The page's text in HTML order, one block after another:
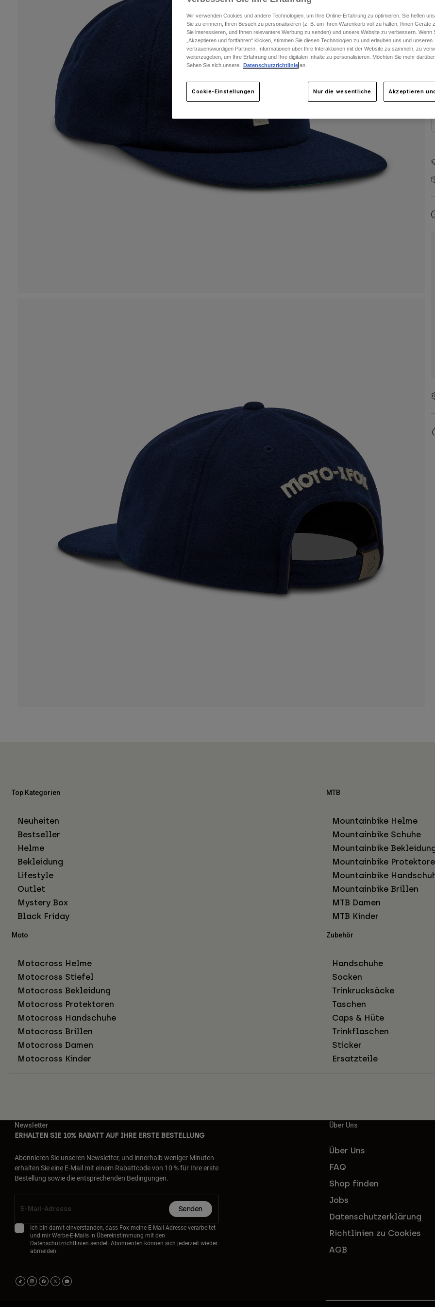
Top Kategorien
Neuheiten
Bestseller
Helme
Bekleidung
Lifestyle
Outlet
Mystery Box
Black Friday
MTB
Mountainbike Helme
Mountainbike Schuhe
Mountainbike
Mountainbike
Mountainbike
Mountainbike Brillen
MTB Damen
MTB Kinder
Moto
Motocross Helme
Motocross Stiefel
Motocross Bekleidung
Motocross Protektoren
Motocross Handschuhe
Motocross Brillen
Motocross Damen
Motocross Kinder
Zubehör
Handschuhe
Socken
Trinkrucksäcke
Taschen
Caps & Hüte
Trinkflaschen
Sticker
Ersatzteile
Newsletter
ERHALTEN SIE 10% RABATT AUF IHRE ERSTE BESTELLUNG
Abonnieren Sie unseren Newsletter, und innerhalb weniger Minuten
erhalten Sie eine E-Mail mit einem Rabattcode von 10 % für Ihre erste
Bestellung sowie die entsprechenden Bedingungen.
Senden
Ich bin damit einverstanden, dass Fox meine E-Mail-Adresse verarbeitet
und mir Werbe-E-Mails in Übereinstimmung mit den
Datenschutzrichtlinien sendet. Abonnenten können sich jederzeit wieder
abmelden.
Über Uns
Über Uns
FAQ
Shop finden
Jobs
Datenschutzerklärung
Richtlinien zu Cookies
AGB
Wir verwenden Cookies und andere Technologien, um Ihre Online-Erfahrung zu optimieren. Sie helfen
Sie zu erinnern, Ihren Besuch zu personalisieren (z. B. um Ihren Warenkorb voll zu halten, Ihnen Geräte
Sie interessieren, und Ihnen relevantere Werbung zu senden) und unsere Website zu verbessern. Wenn
„Akzeptieren und fortfahren“ klicken, stimmen Sie diesen Technologien zu und erlauben uns und unseren
vertrauenswürdigen Partnern, Informationen über Ihre Interaktionen mit der Website zu sammeln, zu
weiterzugeben, um Ihre Erfahrung und Ihre digitalen Inhalte zu personalisieren. Möchten Sie mehr
Sehen Sie sich unsere
Datenschutzrichtlinie an.
Cookie-Einstellungen Nur die wesentliche Akzeptieren